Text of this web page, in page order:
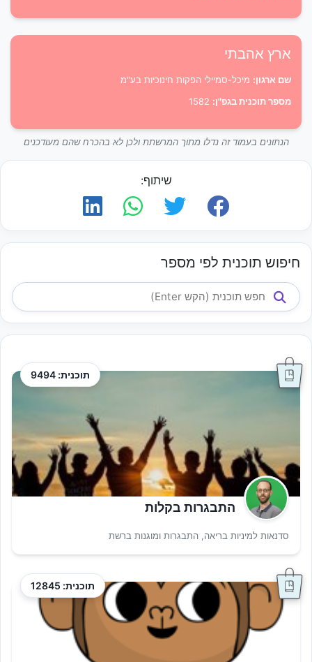
ארץ אהבתי
שם ארגון: מיכל-סמיילי הפקות חינוכיות בע"מ
מספר תוכנית בגפ"ן:
הנתונים בעמוד זה נדלו מתוך המרשתת ולכן לא בהכרח שהם מעודכנים
שיתוף:
חיפוש תוכנית לפי מספר
תוכנית: 9494
התבגרות בקלות
סדנאות למיניות בריאה, התבגרות ומוגנות ברשת
תוכנית: 12845